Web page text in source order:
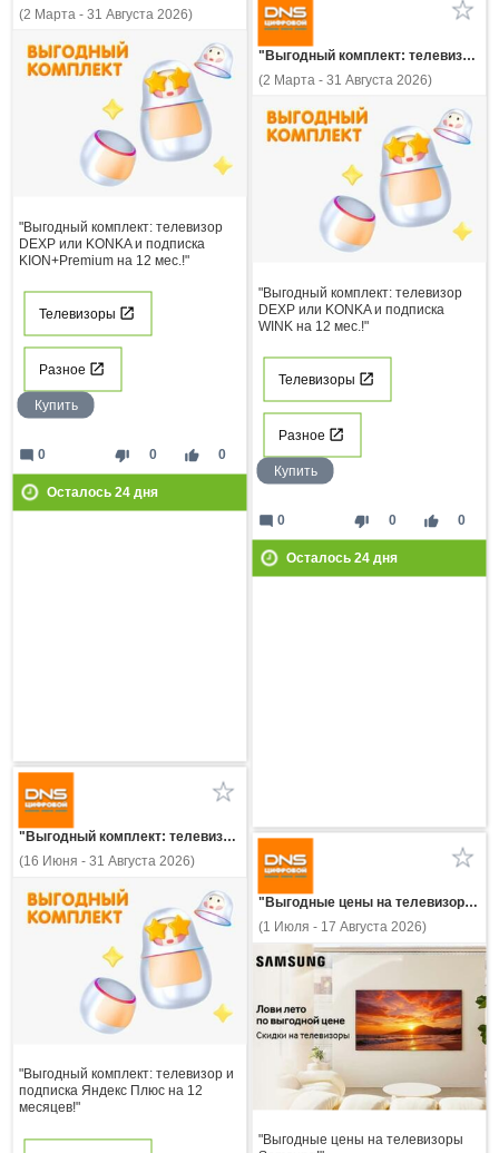
(2 Марта - 31 Августа 2026)
"Выгодный комплект: телевизор
DEXP или KONKA и подписка
KION+Premium на 12 мес.!"
Телевизоры
Разное
Купить
thumb_down 0 thumb_up 0
mode_comment 0
Осталось 24дня
"Выгодный комплект: телевизор DEXP или KONKA и подписка WINK на 12 мес.!"
(2 Марта - 31 Августа 2026)
"Выгодный комплект: телевизор
DEXP или KONKA и подписка
WINK на 12 мес.!"
Телевизоры
Разное
Купить
thumb_down 0 thumb_up 0
mode_comment 0
Осталось 24дня
"Выгодный комплект: телевизор и подписка Яндекс Плюс на 12 месяцев!"
(16 Июня - 31 Августа 2026)
"Выгодный комплект: телевизор и
подписка Яндекс Плюс на 12
месяцев!"
"Выгодные цены на телевизоры Samsung!"
(1 Июля - 17 Августа 2026)
"Выгодные цены на телевизоры